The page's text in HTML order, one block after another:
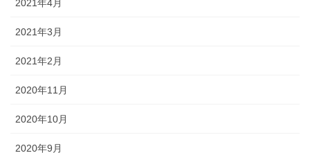
2021年4月
2021年3月
2021年2月
2020年11月
2020年10月
2020年9月